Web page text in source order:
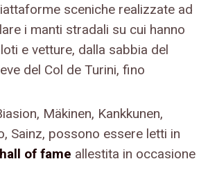
sceniche realizzate ad
i manti stradali su cui hanno
e vetture, dalla sabbia del
del Col de Turini, fino
Mäkinen, Kankkunen,
Sainz, possono essere letti in
hall of fame allestita in occasione